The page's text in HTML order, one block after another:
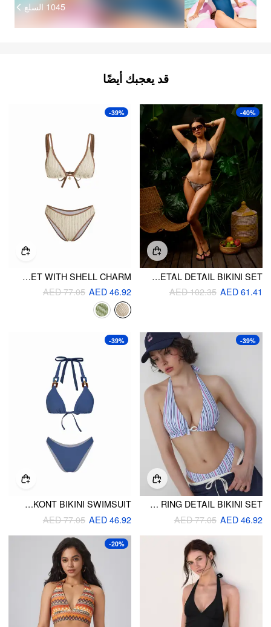
1045 السلع
قد يعجبك أيضًا
-40%
HALTER NECKLINE TIE SIDE METAL DETAIL BIKINI SET
AED 61.41
AED 102.35
-39%
TEXTURED V-NECK TRIANGLE BIKINI SET WITH SHELL CHARM
AED 46.92
AED 77.05
-39%
HIGH STRETCH STRIPED HALTER NECK RUCHED RING DETAIL BIKINI SET
AED 46.92
AED 77.05
-39%
SQUARE BUCKLE LINKED HALTER NECKLINE BOWKONT BIKINI SWIMSUIT
AED 46.92
AED 77.05
-20%